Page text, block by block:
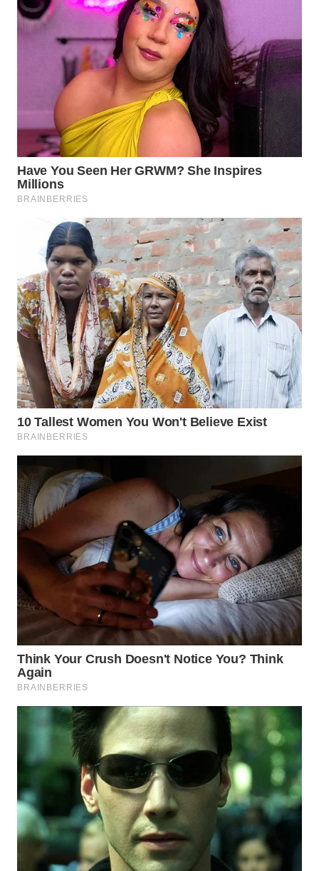
KUNINGAN
WN
MAJALENGKA
SUBANG
WN
SUKABUMI
WN
PURWAKARTA
WN
PRIANGAN
TIMUR
WN
SEMARANG
WN
SOLO
WN
WN
MADURA
SURABAYA
NATUNA
WN
BINTAN
WN
MANDALIKA
LIKUPANG
LABUANBAJO
WN
BORNEO